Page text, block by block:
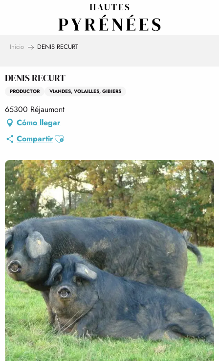
Inicio DENIS RECURT
DENIS RECURT
PRODUCTOR VIANDES, VOLAILLES, GIBIERS
65300 Réjaumont
Cómo llegar
CompartirAjouter aux favoris